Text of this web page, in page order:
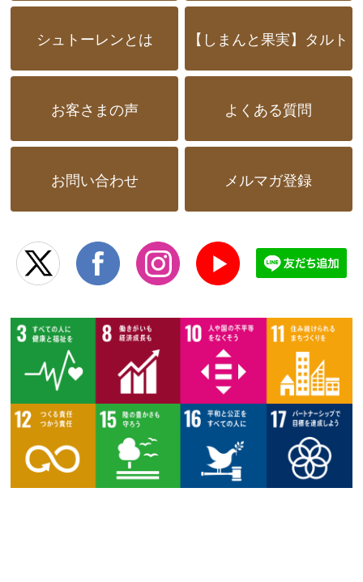
シュトーレンとは 【しまんと果実】タルト
お客さまの声 よくある質問
お問い合わせ メルマガ登録